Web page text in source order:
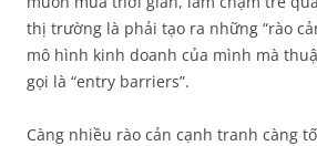
thị trường là phải tạo ra những “rào
mô hình kinh doanh của mình mà
gọi là “entry barriers”.
Càng nhiều rào cản cạnh tranh càng